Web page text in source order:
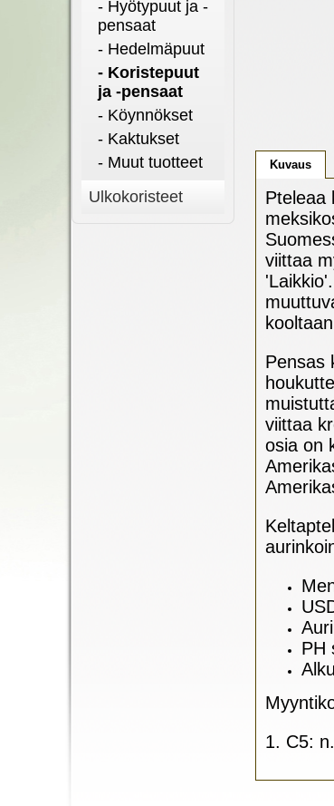
- Hyötypuut ja -
pensaat
- Hedelmäpuut
- Koristepuut
ja -pensaat
- Köynnökset
- Kaktukset
- Muut tuotteet
Ulkokoristeet
Kuvaus
Pteleaa
viittaa
Pensas
viittaa
osia on
PH
1. C5: